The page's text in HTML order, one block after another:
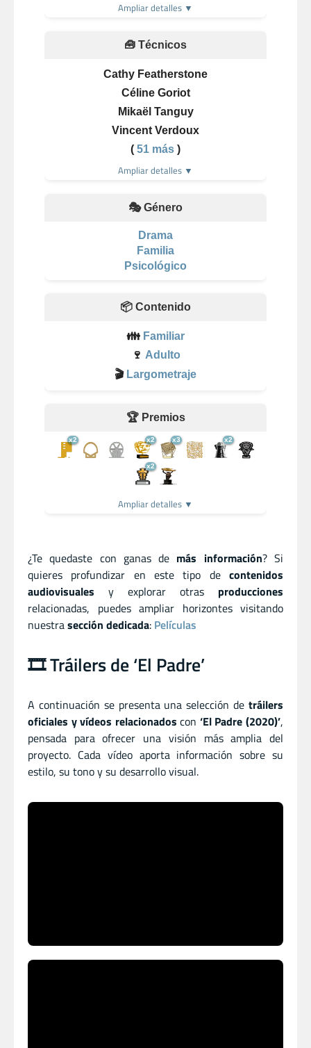
Ampliar detalles ▼
🧰 Técnicos
Cathy Featherstone
Céline Goriot
Mikaël Tanguy
Vincent Verdoux
( 51 más )
Ampliar detalles ▼
🎭 Género
Drama
Familia
Psicológico
📦 Contenido
👪 Familiar
🍷 Adulto
🎬 Largometraje
🏆 Premios
x2 x2 x3 x2
x2
Ampliar detalles ▼
¿Te quedaste con ganas de más información? Si
quieres profundizar en este tipo de contenidos
audiovisuales y explorar otras producciones
relacionadas, puedes ampliar horizontes visitando
nuestrasección dedicada: Películas
🎞️ Tráilers de ‘El Padre’
A continuación se presenta una selección de tráilers
oficiales y vídeos relacionados con ‘El Padre (2020)’,
pensada para ofrecer una visión más amplia del
proyecto. Cada vídeo aporta información sobre su
estilo, su tono y su desarrollo visual.